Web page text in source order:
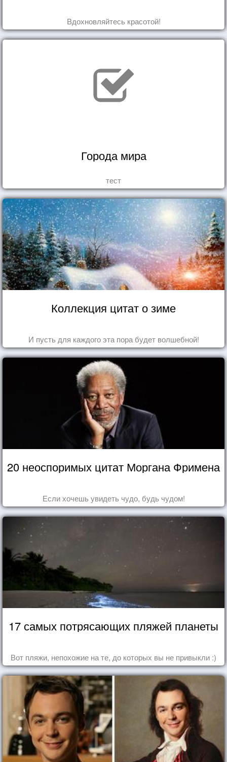
Вдохновляйтесь красотой!
Города мира
тест
Коллекция цитат о зиме
И пусть для каждого эта пора будет волшебной!
20 неоспоримых цитат Моргана Фримена
Если хочешь увидеть чудо, будь чудом!
17 самых потрясающих пляжей планеты
Вот пляжи, непохожие на те, до которых вы не привыкли :)